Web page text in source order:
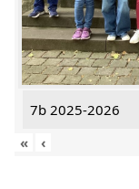
7b 2025-2026
«
‹